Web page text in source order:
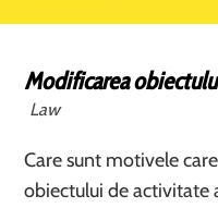
Modificarea
Law
Care sunt motivele
obiectului de activitate